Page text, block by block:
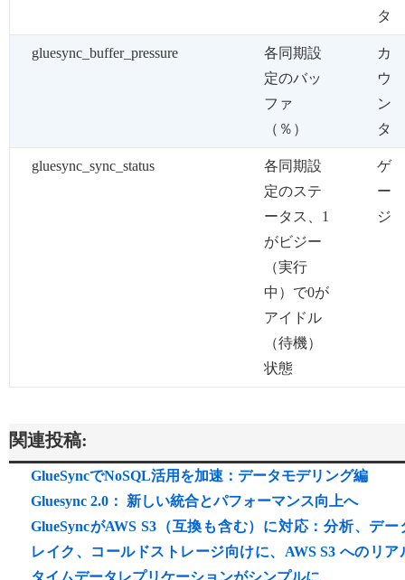
タ
gluesync_buffer_pressure
各同期設
定のバッ
ファ
（％）
カ
ウ
ン
タ
gluesync_sync_status
各同期設
定のステ
ータス、1
がビジー
（実行
中）で0が
アイドル
（待機）
状態
ゲ
ー
ジ
関連投稿:
GlueSyncでNoSQL活用を加速：データモデリング編
Gluesync 2.0： 新しい統合とパフォーマンス向上へ
GlueSyncがAWS S3（互換も含む）に対応：分析、デー
レイク、コールドストレージ向けに、AWS S3 へのリア
タイムデータレプリケーションがシンプルに